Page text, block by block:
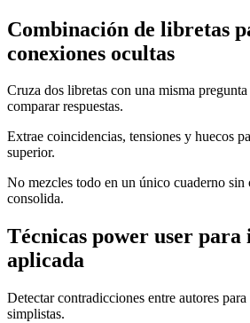
Combinación de libretas
conexiones ocultas
Cruza dos libretas con una misma pregunta
comparar respuestas.
Extrae coincidencias, tensiones y huecos
superior.
No mezcles todo en un único cuaderno
consolida.
Técnicas power user para
aplicada
Detectar contradicciones entre autores
simplistas.